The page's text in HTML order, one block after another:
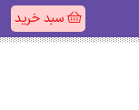
سبد خرید